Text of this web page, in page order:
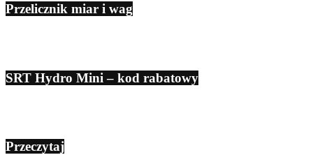
Przelicznik miar i wag
SRT Hydro Mini – kod rabatowy
Przeczytaj